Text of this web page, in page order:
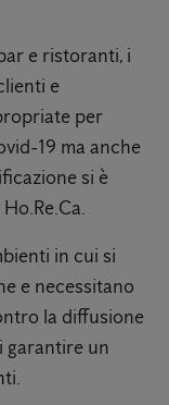
e ristoranti, i
e
per
19 ma anche
si è
in cui si
e necessitano
la diffusione
garantire un